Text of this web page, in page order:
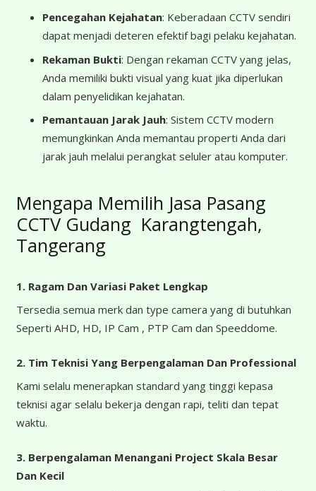
Pencegahan Kejahatan: Keberadaan CCTV sendiri
dapat menjadi deteren efektif bagi pelaku kejahatan.
Rekaman Bukti: Dengan rekaman CCTV yang jelas,
Anda memiliki bukti visual yang kuat jika diperlukan
dalam penyelidikan kejahatan.
Pemantauan Jarak Jauh: Sistem CCTV modern
memungkinkan Anda memantau properti Anda dari
jarak jauh melalui perangkat seluler atau komputer.
Mengapa Memilih Jasa Pasang
CCTV Gudang Karangtengah,
Tangerang
1. Ragam Dan Variasi Paket Lengkap
Tersedia semua merk dan type camera yang di butuhkan
Seperti AHD, HD, IP Cam , PTP Cam dan Speeddome.
2. Tim Teknisi Yang Berpengalaman Dan Professional
Kami selalu menerapkan standard yang tinggi kepasa
teknisi agar selalu bekerja dengan rapi, teliti dan tepat
waktu.
3. Berpengalaman Menangani Project Skala Besar
Dan Kecil